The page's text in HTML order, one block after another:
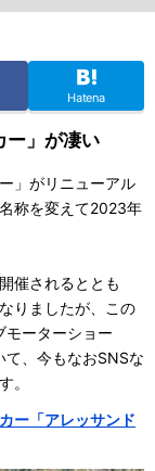
Hatena
ー」が凄い
」がリニューアル
称を変えて2023年
催されるととも
りましたが、この
ーターショー
、今もなおSNSな
。
ー「アレッサンド